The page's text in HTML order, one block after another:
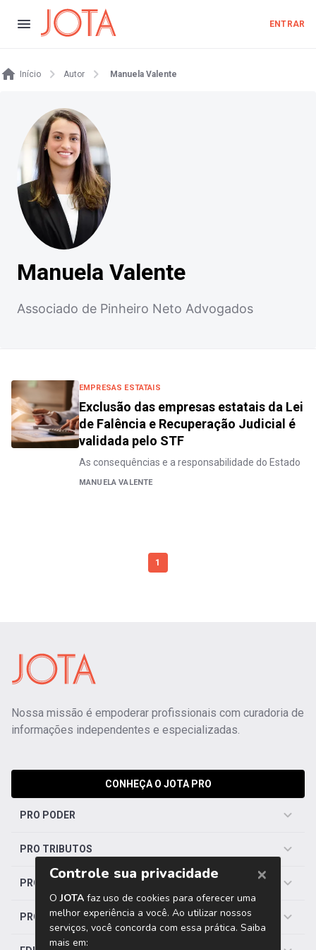
ENTRAR
Início Autor Manuela Valente
Manuela Valente
Associado de Pinheiro Neto Advogados
EMPRESAS ESTATAIS
Exclusão das empresas estatais da Lei
de Falência e Recuperação Judicial é
validada pelo STF
As consequências e a responsabilidade do Estado
MANUELA VALENTE
1
Nossa missão é empoderar profissionais com curadoria de
informações independentes e especializadas.
CONHEÇA O JOTA PRO
PRO PODER
PRO TRIBUTOS
PRO TRABALHISTA
PRO SAÚDE